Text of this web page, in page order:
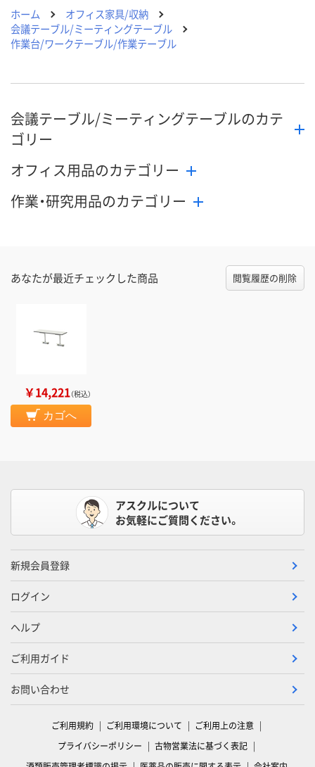
ホーム
オフィス家具/収納
会議テーブル/ミーティングテーブル
作業台/ワークテーブル/作業テーブル
会議テーブル/ミーティングテーブルのカテ
ゴリー
オフィス用品のカテゴリー
作業・研究用品のカテゴリー
あなたが最近チェックした商品 閲覧履歴の削除
￥14,221（税込）
カゴへ
アスクルについて
お気軽にご質問ください。
新規会員登録
ログイン
ヘルプ
ご利用ガイド
お問い合わせ
ご利用規約 ご利用環境について
ご利用上の注意
プライバシーポリシー
古物営業法に基づく表記